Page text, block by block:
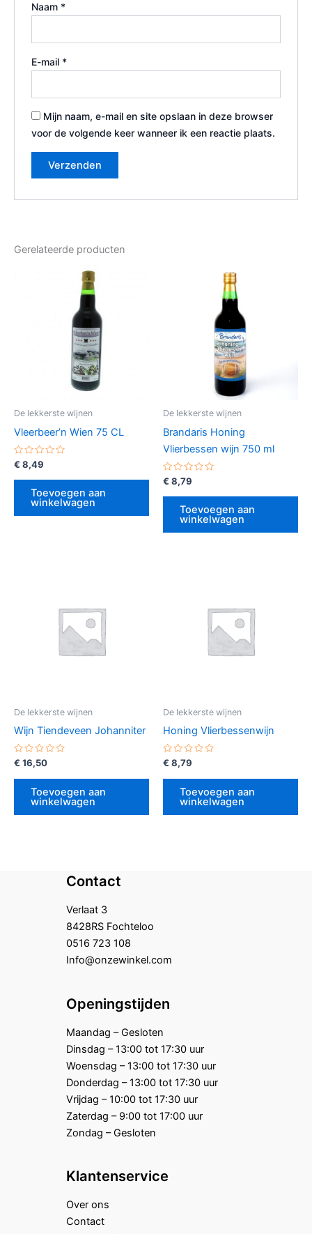
Naam *
E-mail *
Mijn naam, e-mail en site opslaan in deze browser
voor de volgende keer wanneer ik een reactie plaats.
Gerelateerde producten
De lekkerste wijnen
Vleerbeer’n Wien 75 CL
Gewaardeerd
0
uit
€ 8,49
Toevoegen aan
winkelwagen
De lekkerste wijnen
Brandaris Honing
Vlierbessen wijn 750 ml
Gewaardeerd
0
uit
€ 8,79
Toevoegen aan
winkelwagen
De lekkerste wijnen
Wijn Tiendeveen Johanniter
Gewaardeerd
uit
€ 16,50
Toevoegen aan
winkelwagen
De lekkerste wijnen
Honing Vlierbessenwijn
Gewaardeerd
uit
€ 8,79
Toevoegen aan
winkelwagen
Contact
Verlaat 3
8428RS Fochteloo
0516 723 108
Info@onzewinkel.com
Openingstijden
Maandag – Gesloten
Dinsdag – 13:00 tot 17:30 uur
Woensdag – 13:00 tot 17:30 uur
Donderdag – 13:00 tot 17:30 uur
Vrijdag – 10:00 tot 17:30 uur
Zaterdag – 9:00 tot 17:00 uur
Zondag – Gesloten
Klantenservice
Over ons
Contact